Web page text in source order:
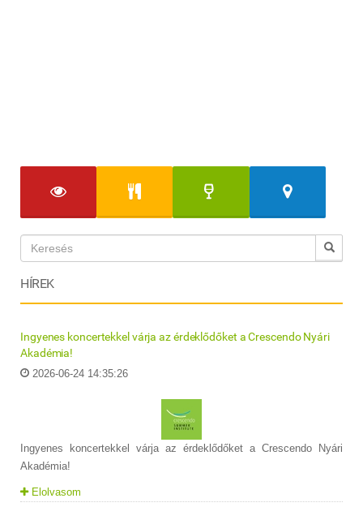
HÍREK
Ingyenes koncertekkel várja az érdeklődőket a Crescendo Nyári
Akadémia!
2026-06-24 14:35:26
Ingyenes koncertekkel várja az érdeklődőket a Crescendo Nyári
Akadémia!
Elolvasom